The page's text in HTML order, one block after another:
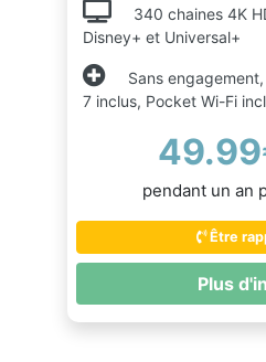
340 chaines 4K
Disney+ et Universal+
Sans
7 inclus, Pocket Wi-Fi
pendant un an
Être
Plus